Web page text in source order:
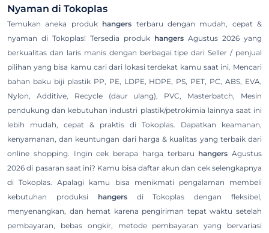
Nyaman di Tokoplas
Temukan aneka produk hangers terbaru dengan mudah, cepat &
nyaman di Tokoplas! Tersedia produk hangers Agustus 2026 yang
berkualitas dan laris manis dengan berbagai tipe dari Seller / penjual
pilihan yang bisa kamu cari dari lokasi terdekat kamu saat ini. Mencari
bahan baku biji plastik PP, PE, LDPE, HDPE, PS, PET, PC, ABS, EVA,
Nylon, Additive, Recycle (daur ulang), PVC, Masterbatch, Mesin
pendukung dan kebutuhan industri plastik/petrokimia lainnya saat ini
lebih mudah, cepat & praktis di Tokoplas. Dapatkan keamanan,
kenyamanan, dan keuntungan dari harga & kualitas yang terbaik dari
online shopping. Ingin cek berapa harga terbaru hangers Agustus
2026 di pasaran saat ini? Kamu bisa daftar akun dan cek selengkapnya
di Tokoplas. Apalagi kamu bisa menikmati pengalaman membeli
kebutuhan produksi hangersdi Tokoplas dengan fleksibel,
menyenangkan, dan hemat karena pengiriman tepat waktu setelah
pembayaran, bebas ongkir, metode pembayaran yang bervariasi